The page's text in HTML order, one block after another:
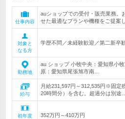
仕事内容
auショップでの受付・販売業務。
せた最適なプランや機種をご提案
対象と
なる方
学歴不問／未経験歓迎／第二新卒
勤務地
au ショップ 小牧中央：愛知県小
原：愛知県尾張旭市南…
給与
月給231,597円～312,535円※固定
20時間分）を含む。超過分は別途…
初年度
352万円～410万円